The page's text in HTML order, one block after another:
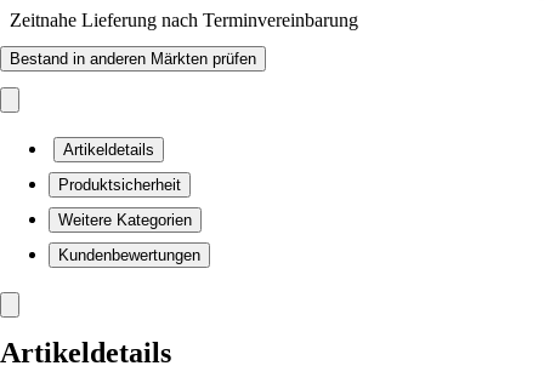
Zeitnahe Lieferung nach Terminvereinbarung
Bestand in anderen Märkten prüfen
Artikeldetails
Produktsicherheit
Weitere Kategorien
Kundenbewertungen
Artikeldetails